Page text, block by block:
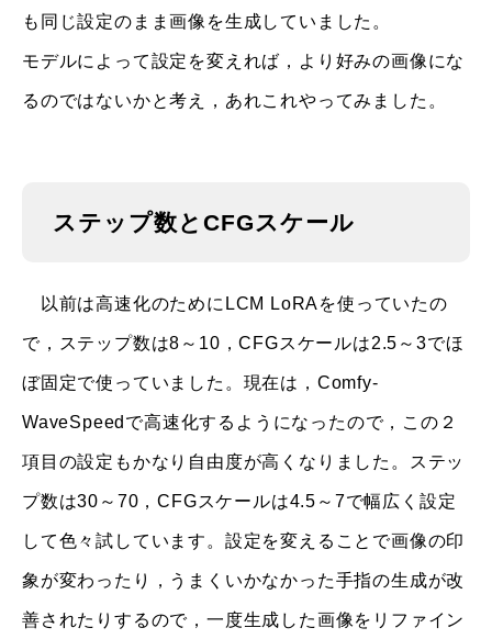
も同じ設定のまま画像を生成していました。
モデルによって設定を変えれば，より好みの画像にな
るのではないかと考え，あれこれやってみました。
ステップ数とCFGスケール
以前は高速化のためにLCM LoRAを使っていたの
で，ステップ数は8～10，CFGスケールは2.5～3でほ
ぼ固定で使っていました。現在は，Comfy-
WaveSpeedで高速化するようになったので，この２
項目の設定もかなり自由度が高くなりました。ステッ
プ数は30～70，CFGスケールは4.5～7で幅広く設定
して色々試しています。設定を変えることで画像の印
象が変わったり，うまくいかなかった手指の生成が改
善されたりするので，一度生成した画像をリファイン